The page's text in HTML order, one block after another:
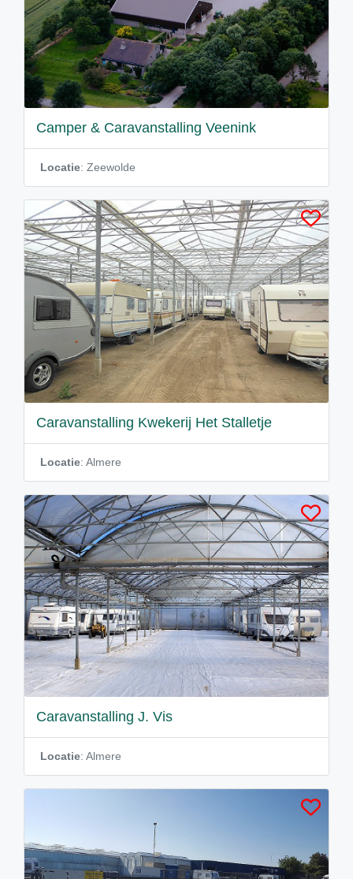
Camper & Caravanstalling Veenink
Locatie: Zeewolde
Caravanstalling Kwekerij Het Stalletje
Locatie: Almere
Caravanstalling J. Vis
Locatie: Almere